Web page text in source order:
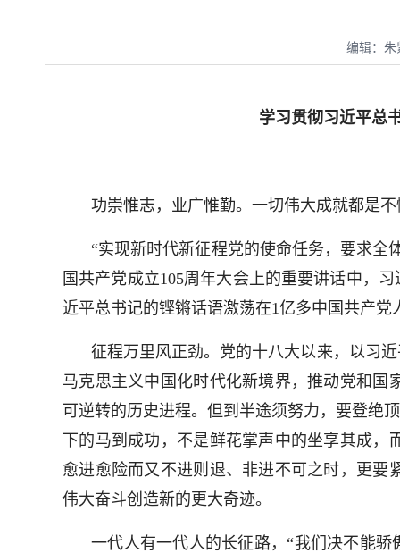
编辑：朱
学习贯彻习近平总
功崇惟志，业广惟勤。一切伟大成就都是
“实现新时代新征程党的使命任务，要求
国共产党成立105周年大会上的重要讲话中，
近平总书记的铿锵话语激荡在1亿多中国共产
征程万里风正劲。党的十八大以来，以习
马克思主义中国化时代化新境界，推动党和
可逆转的历史进程。但到半途须努力，要登绝
下的马到成功，不是鲜花掌声中的坐享其成
愈进愈险而又不进则退、非进不可之时，更
伟大奋斗创造新的更大奇迹。
一代人有一代人的长征路，“我们决不能